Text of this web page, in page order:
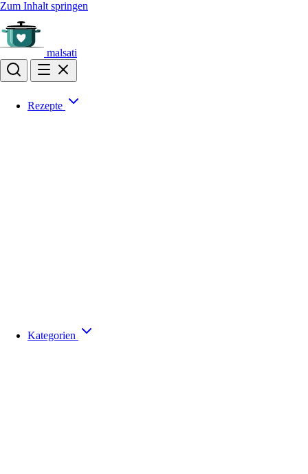
Zum Inhalt springen
malsati
Rezepte
Kategorien